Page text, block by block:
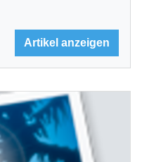
Artikel anzeigen